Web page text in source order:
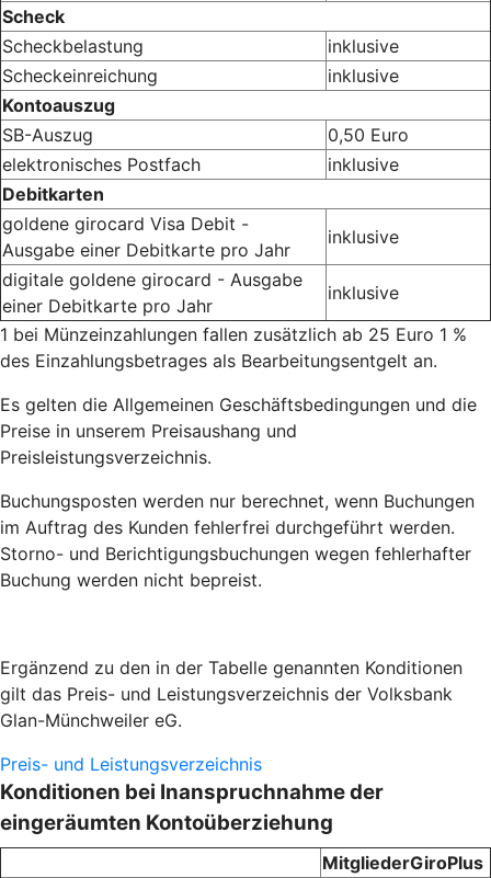
Scheck
Scheckbelastung
inklusive
Scheckeinreichung
inklusive
Kontoauszug
SB-Auszug
0,50 Euro
elektronisches Postfach
inklusive
Debitkarten
goldene girocard Visa Debit -
Ausgabe einer Debitkarte pro Jahr
inklusive
digitale goldene girocard - Ausgabe
einer Debitkarte pro Jahr
inklusive
1 bei Münzeinzahlungen fallen zusätzlich ab 25 Euro 1 %
des Einzahlungsbetrages als Bearbeitungsentgelt an.
Es gelten die Allgemeinen Geschäftsbedingungen und die
Preise in unserem Preisaushang und
Preisleistungsverzeichnis.
Buchungsposten werden nur berechnet, wenn Buchungen
im Auftrag des Kunden fehlerfrei durchgeführt werden.
Storno- und Berichtigungsbuchungen wegen fehlerhafter
Buchung werden nicht bepreist.
Ergänzend zu den in der Tabelle genannten Konditionen
gilt das Preis- und Leistungsverzeichnis der Volksbank
Glan-Münchweiler eG.
Preis- und Leistungsverzeichnis
Konditionen bei Inanspruchnahme der
eingeräumten Kontoüberziehung
MitgliederGiroPlus